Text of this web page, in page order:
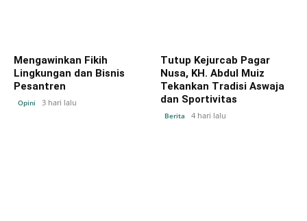
Mengawinkan Fikih
Lingkungan dan Bisnis
Pesantren
Opini 3 hari lalu
Tutup Kejurcab Pagar
Nusa, KH. Abdul Muiz
Tekankan Tradisi Aswaja
dan Sportivitas
Berita 4 hari lalu